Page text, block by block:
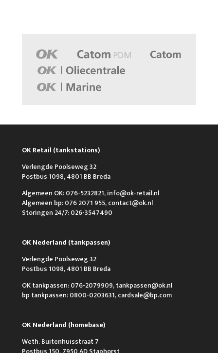
OK Retail (tankstations)
Verlengde Poolseweg 32
Postbus 1098, 4801 BB Breda
Algemeen OK: 076-5232821, info@ok-retail.nl
Algemeen bp: 076 2071 955, contact@ok.nl
Storingen 24/7: 026-3547490
OK Nederland (tankpassen)
Verlengde Poolseweg 32
Postbus 1098, 4801 BB Breda
OK tankpassen: 076-2079909, tankpassen@ok.nl
bp tankpassen: 0800-0203631, cardsale@bp.com
OK Nederland (homebase)
Weth. Buitenhuisstraat 7